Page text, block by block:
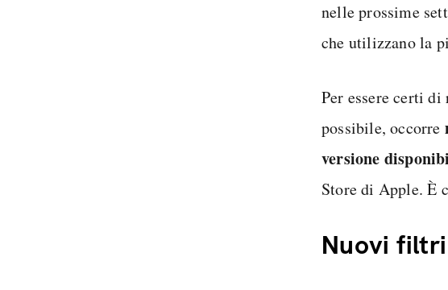
nelle prossime
che utilizzano la
Per essere certi
possibile, occorre
versione
Store di Apple. È
Nuovi